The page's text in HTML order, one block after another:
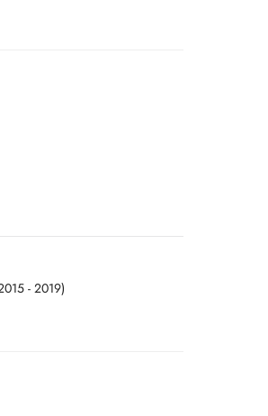
leur nom, prénom et adresse
partir de 12 ans.
RDV.
- 2019)